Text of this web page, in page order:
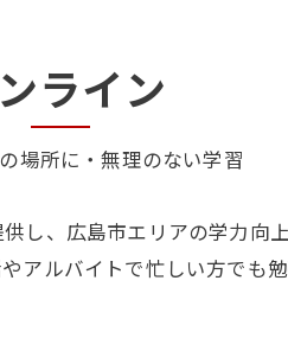
ライン
場所に・無理のない学習
し、広島市エリアの学力向
アルバイトで忙しい方でも